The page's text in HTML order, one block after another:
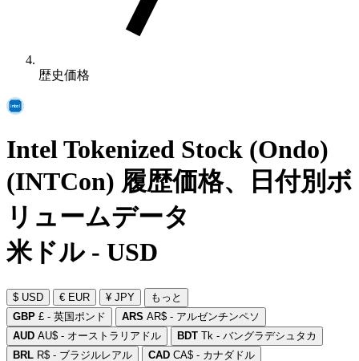
歴史価格
Intel Tokenized Stock (Ondo)
(INTCon) 履歴価格、日付別ボ
リュームデータ
米ドル - USD
$ USD € EUR ¥ JPY
もっと
GBP £ - 英国ポンド ARS AR$ - アルゼンチンペソ
AUD AU$ - オーストラリアドル BDT Tk - バングラデシュタカ
BRL R$ - ブラジルレアル CAD CA$ - カナダドル